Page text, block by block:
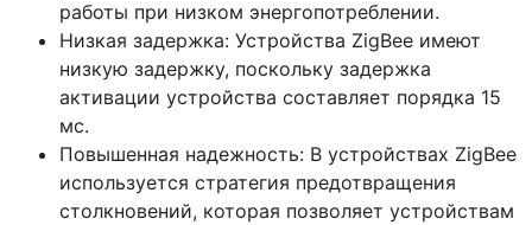
работы при низком энергопотреблении.
Низкая задержка: Устройства ZigBee имеют
низкую задержку, поскольку задержка
активации устройства составляет порядка 15
мс.
Повышенная надежность: В устройствах ZigBee
используется стратегия предотвращения
столкновений, которая позволяет устройствам